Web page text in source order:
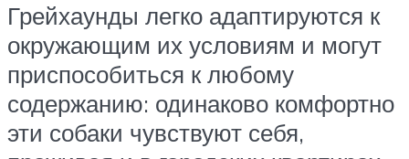
Грейхаунды легко адаптируются к
окружающим их условиям и могут
приспособиться к любому
содержанию: одинаково комфортно
эти собаки чувствуют себя,